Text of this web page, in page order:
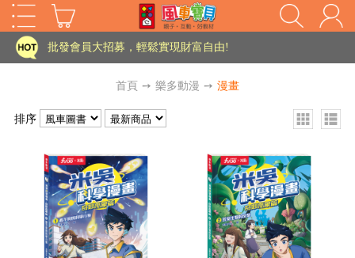
HOT
家長樂了!「風車書版集團暨FOOD超人企業總部」目前正興建中!
批發會員大招募，輕鬆實現財富自由!
老師您好!!幼教會員火熱招募中~
批發會員大招募，輕鬆實現財富自由!
首頁 ➙ 樂多動漫 ➙ 漫畫
排序